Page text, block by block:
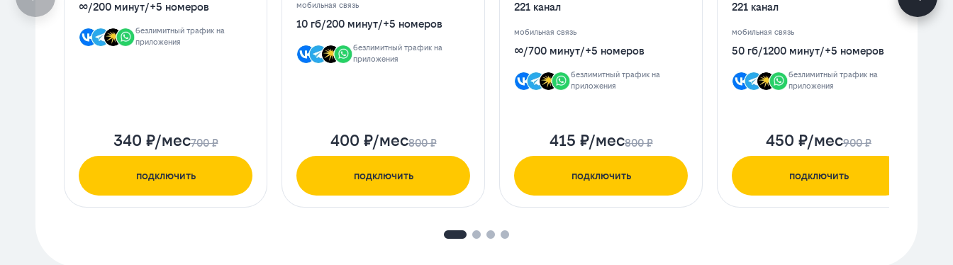
∞/200 минут/+5 номеров
безлимитный трафик на
приложения
340 ₽/мес700 ₽
подключить
мобильная связь
10 гб/200 минут/+5 номеров
безлимитный трафик на
приложения
400 ₽/мес800 ₽
подключить
221 канал
мобильная связь
∞/700 минут/+5 номеров
безлимитный трафик на
приложения
415 ₽/мес800 ₽
подключить
221 канал
мобильная связь
50 гб/1200 минут/+5 номеров
безлимитный трафик на
приложения
450 ₽/мес900 ₽
подключить